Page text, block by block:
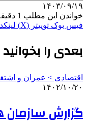
۱۴۰۳/۰۹/۱۹
خواندن این مطلب 1 دقیقه زمان میبرد
فیس بوک توییتر (X)
بعدی را بخوانید
اقتصادی > عمران و
۱۴۰۲/۱۰/۲۰
گزارش سازمان